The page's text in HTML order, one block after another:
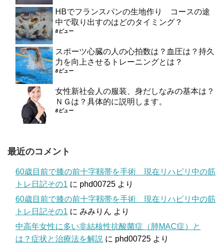
HBでフランスパンの生地作り コースの途
中で取り出すのはどのタイミング？
8ビュー
スポーツ心臓の人の心拍数は？血圧は？持久
力を向上させるトレーニングとは？
8ビュー
女性新社会人の服装、身だしなみの基本は？
ＮＧは？具体的に説明します。
8ビュー
最近のコメント
60歳目前で膝の前十字靱帯を手術 現在リハビリ中の筋
トレ日記その1 に phd00725 より
60歳目前で膝の前十字靱帯を手術 現在リハビリ中の筋
トレ日記その1 に みみりん より
中高年女性に多い非結核性抗酸菌症（肺MAC症）と
は？症状と治療法を解説 に phd00725 より